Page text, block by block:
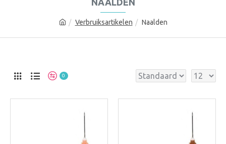
Verbruiksartikelen Naalden
NAALDEN
0